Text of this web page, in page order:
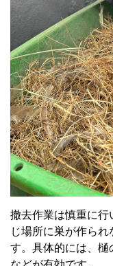
撤去作業は慎重に行
じ場所に巣が作ら
す。具体的には、樋